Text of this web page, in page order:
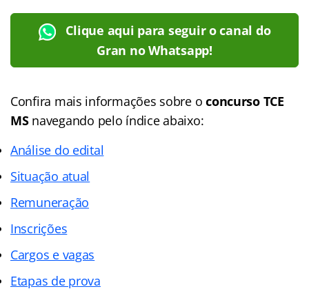
Clique aqui para seguir o canal do
Gran no Whatsapp!
Confira mais informações sobre oconcurso TCE
MS navegando pelo índice abaixo:
Análise do edital
Situação atual
Remuneração
Inscrições
Cargos e vagas
Etapas de prova